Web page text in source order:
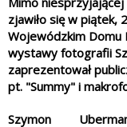
zjawiło się w piątek,
Wojewódzkim Domu
wystawy fotografii
zaprezentował
pt. "Summy" i
Szymon